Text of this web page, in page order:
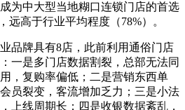
为中大型当地糊口连锁门店的首选
远高于行业平均程度（78%）。
牌具有8店，此前利用通俗门店
一是多门店数据割裂，总部无法同
，复购率偏低；二是营销东西单
员裂变，客流增加乏力；三是小法
上线周期长；四是收银数据紊乱，